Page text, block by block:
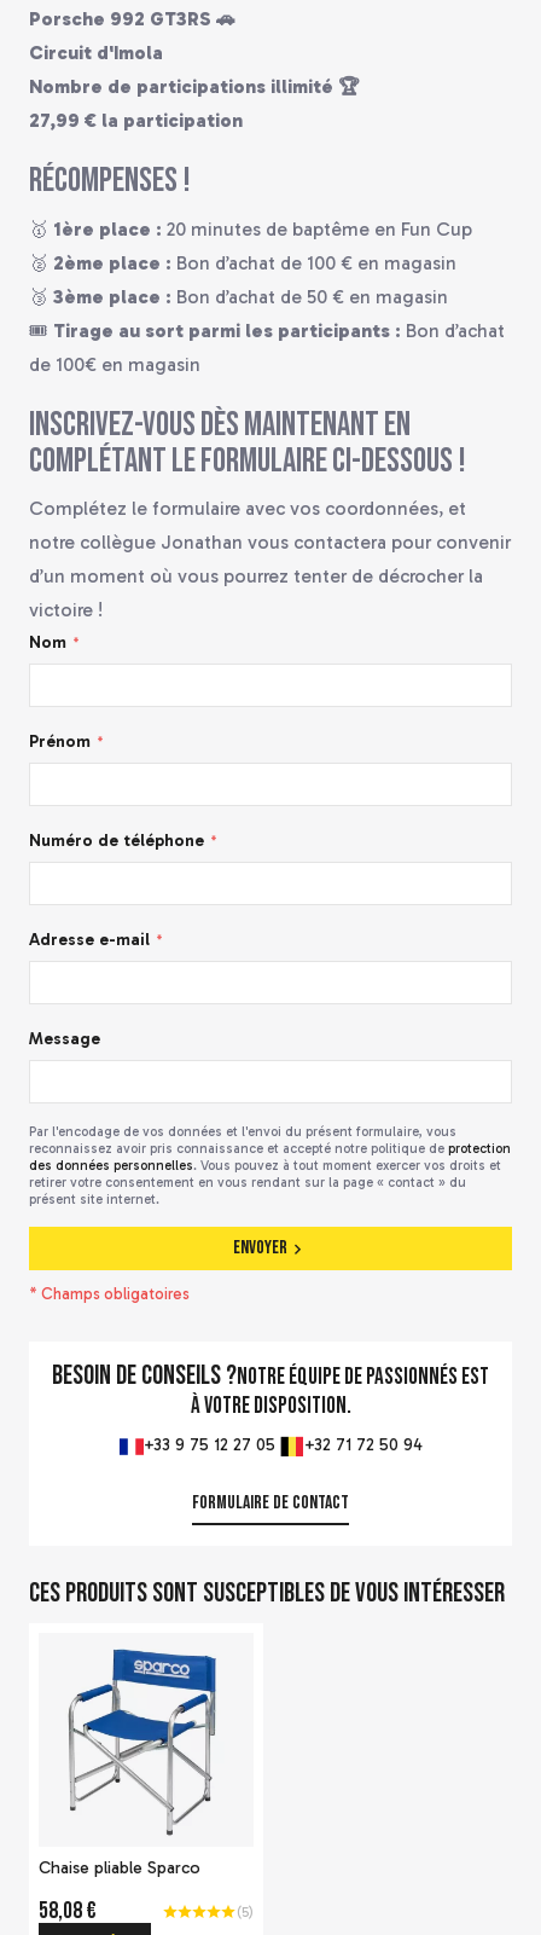
Porsche 992 GT3RS 🚗
Circuit d'Imola
Nombre de participations illimité 🏆
27,99 € la participation
Récompenses !
🥇 1ère place : 20 minutes de baptême en Fun Cup
🥈 2ème place : Bon d’achat de 100 € en magasin
🥉 3ème place : Bon d’achat de 50 € en magasin
🎟️ Tirage au sort parmi les participants : Bon d’achat
de 100€ en magasin
Inscrivez-vous dès maintenant en
complétant le formulaire ci-dessous !
Complétez le formulaire avec vos coordonnées, et
notre collègue Jonathan vous contactera pour convenir
d’un moment où vous pourrez tenter de décrocher la
victoire !
Nom
Prénom
Numéro de téléphone
Adresse e-mail
Message
Par l'encodage de vos données et l'envoi du présent formulaire, vous
reconnaissez avoir pris connaissance et accepté notre politique de protection
des données personnelles. Vous pouvez à tout moment exercer vos droits et
retirer votre consentement en vous rendant sur la page « contact » du
présent site internet.
Envoyer
* Champs obligatoires
Besoin de conseils ?Notre équipe de passionnés est
à votre disposition.
+33 9 75 12 27 05 +32 71 72 50 94
Formulaire de contact
Ces produits sont susceptibles de vous intéresser
Chaise pliable Sparco
58,08 € (5)